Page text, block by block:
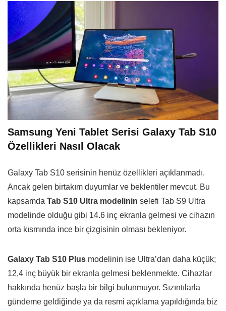
Samsung Yeni Tablet Serisi Galaxy Tab S10
Özellikleri Nasıl Olacak
Galaxy Tab S10 serisinin henüz özellikleri açıklanmadı.
Ancak gelen birtakım duyumlar ve beklentiler mevcut. Bu
kapsamda Tab S10 Ultra modelinin selefi Tab S9 Ultra
modelinde olduğu gibi 14.6 inç ekranla gelmesi ve cihazın
orta kısmında ince bir çizgisinin olması bekleniyor.
Galaxy Tab S10 Plus modelinin ise Ultra’dan daha küçük;
12,4 inç büyük bir ekranla gelmesi beklenmekte. Cihazlar
hakkında henüz başla bir bilgi bulunmuyor. Sızıntılarla
gündeme geldiğinde ya da resmi açıklama yapıldığında biz